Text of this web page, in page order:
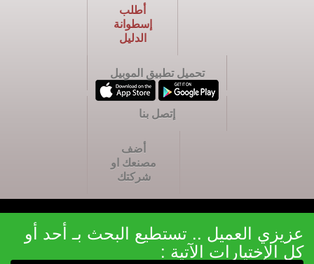
أطلب
إسطوانة
الدليل
تحميل تطبيق الموبيل
إتصل بنا
أضف
مصنعك او
شركتك
عزيزي العميل .. تستطيع البحث بـ أحد أو
كل الإختيارات الآتية :